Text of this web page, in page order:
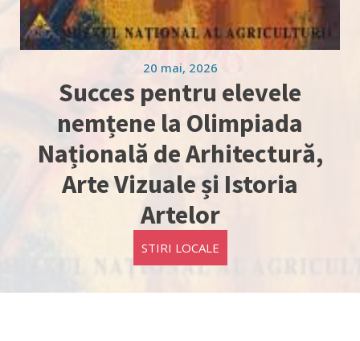
20 mai, 2026
Succes pentru elevele
nemțene la Olimpiada
Națională de Arhitectură,
Arte Vizuale și Istoria
Artelor
STIRI LOCALE